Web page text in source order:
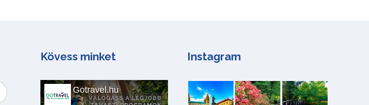
Kövess minket
Gotravel.hu
Instagram